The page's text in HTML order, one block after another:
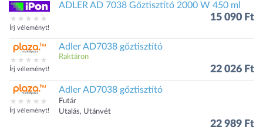
Írj véleményt!
ADLER AD 7038 Gőztisztító 2000 W 450 ml
15 090 Ft
Írj véleményt!
Adler AD7038 gőztisztító
Raktáron
22 026 Ft
Írj véleményt!
Adler AD7038 gőztisztító
Futár
Utalás, Utánvét
22 989 Ft